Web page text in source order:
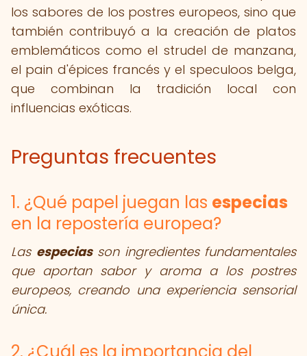
los sabores de los postres europeos, sino que
también contribuyó a la creación de platos
emblemáticos como el strudel de manzana,
el pain d'épices francés y el speculoos belga,
que combinan la tradición local con
influencias exóticas.
Preguntas frecuentes
1. ¿Qué papel juegan las especias
en la repostería europea?
Las especiasson ingredientes fundamentales
que aportan sabor y aroma a los postres
europeos, creando una experiencia sensorial
única.